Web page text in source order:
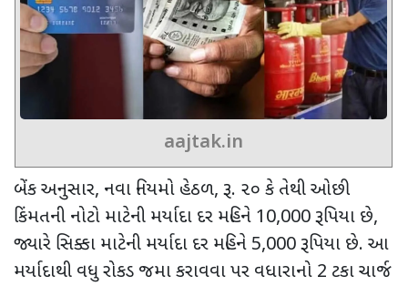
aajtak.in
બેંક અનુસાર, નવા નિયમો હેઠળ, રૂ. ૨૦ કે તેથી ઓછી
કિંમતની નોટો માટેની મર્યાદા દર મહિને 10,000રૂપિયા છે,
જ્યારે સિક્કા માટેની મર્યાદા દર મહિને 5,000રૂપિયા છે. આ
મર્યાદાથી વધુ રોકડ જમા કરાવવા પર વધારાનો 2 ટકા ચાર્જ